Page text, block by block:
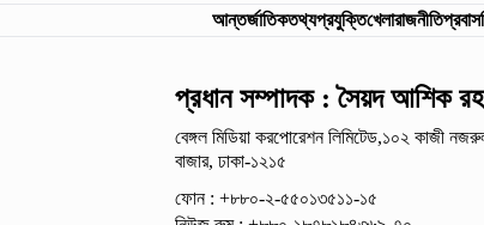
আন্তর্জাতিকতথ্যপ্রযুক্তিখেলারাজনীতিপ্রবাস
প্রধান সম্পাদক : সৈয়দ আশিক
বেঙ্গল মিডিয়া করপোরেশন লিমিটেড,১০২ কাজী
বাজার, ঢাকা-১২১৫
ফোন : +৮৮০-২-৫৫০১৩৫১১-১৫